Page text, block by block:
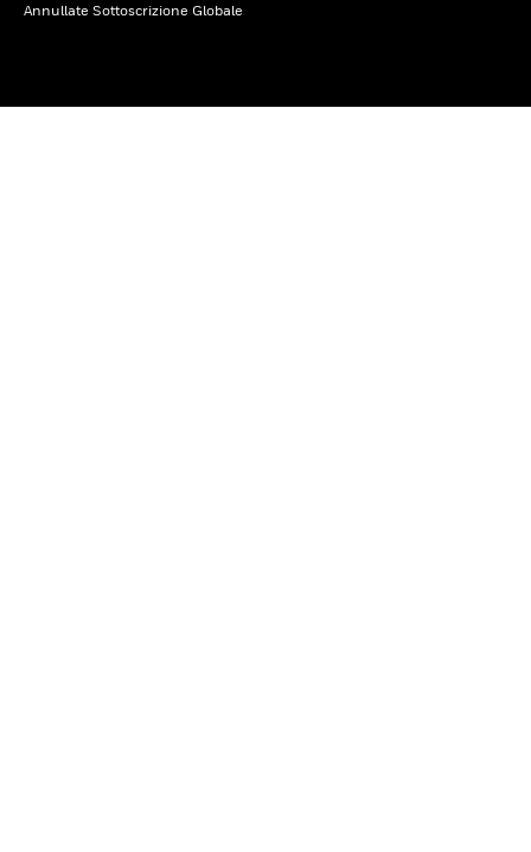
Annullate Sottoscrizione Globale